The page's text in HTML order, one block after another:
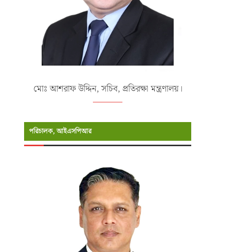
মোঃ আশরাফ উদ্দিন, সচিব, প্রতিরক্ষা মন্ত্রণালয়।
পরিচালক, আইএসপিআর